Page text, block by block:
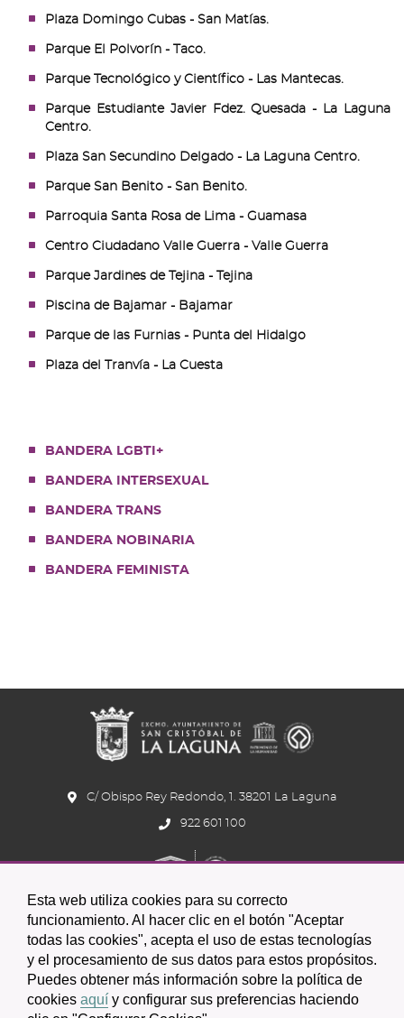
Esta web utiliza cookies para su correcto
funcionamiento. Al hacer clic en el botón "Aceptar
todas las cookies", acepta el uso de estas tecnologías
y el procesamiento de sus datos para estos propósitos.
Puedes obtener más información sobre la política de
cookies aquí y configurar sus preferencias haciendo
Plaza Domingo Cubas - San Matías.
Parque El Polvorín - Taco.
Parque Tecnológico y Científico - Las Mantecas.
Parque Estudiante Javier Fdez. Quesada - La Laguna
Centro.
Plaza San Secundino Delgado - La Laguna Centro.
Parque San Benito - San Benito.
Parroquia Santa Rosa de Lima - Guamasa
Centro Ciudadano Valle Guerra - Valle Guerra
Parque Jardines de Tejina - Tejina
Piscina de Bajamar - Bajamar
Parque de las Furnias - Punta del Hidalgo
Plaza del Tranvía - La Cuesta
BANDERA LGBTI+
BANDERA INTERSEXUAL
BANDERA TRANS
BANDERA NOBINARIA
BANDERA FEMINISTA
C/ Obispo Rey Redondo, 1. 38201 La Laguna
922 601 100
Icono
circular
Icono
de
Icono
circular
Icono
de
Icono
circular
Icono
de